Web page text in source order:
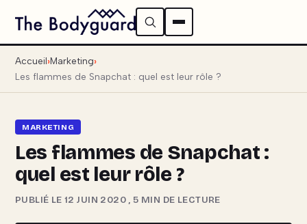
Accueil Marketing
Les flammes de Snapchat : quel est leur rôle ?
MARKETING
Les flammes de Snapchat :
quel est leur rôle ?
PUBLIÉ LE 12 JUIN 2020 , 5 MIN DE LECTURE